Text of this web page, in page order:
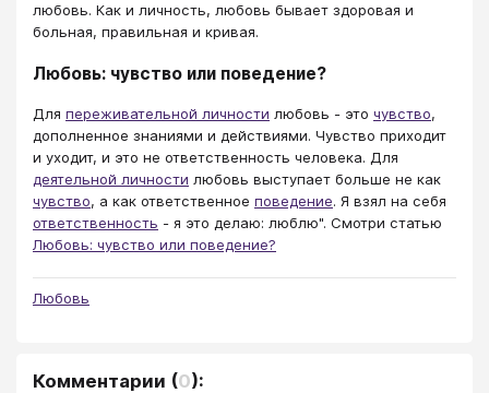
любовь. Как и личность, любовь бывает здоровая и
больная, правильная и кривая.
Любовь: чувство или поведение?
Для переживательной личности любовь - это чувство,
дополненное знаниями и действиями. Чувство приходит
и уходит, и это не ответственность человека. Для
деятельной личности любовь выступает больше не как
чувство, а как ответственное поведение. Я взял на себя
ответственность - я это делаю: люблю". Смотри статью
Любовь: чувство или поведение?
Любовь
Комментарии (0):